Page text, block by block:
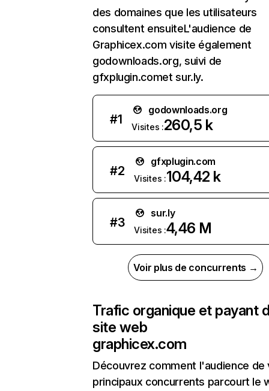
des domaines que les utilisateurs
consultent ensuiteL'audience de
Graphicex.com visite également
godownloads.org, suivi de
gfxplugin.comet sur.ly.
#1
godownloads.org
Visites :260,5 k
#2
gfxplugin.com
Visites :104,42 k
#3
sur.ly
Visites :4,46 M
Voir plus de concurrents →
Trafic organique et payant
site web
graphicex.com
Découvrez comment l'audience de
principaux concurrents parcourt le